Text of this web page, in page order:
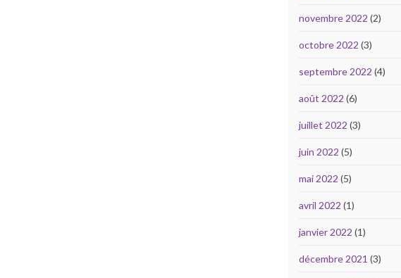
novembre 2022 (2)
octobre 2022 (3)
septembre 2022 (4)
août 2022 (6)
juillet 2022 (3)
juin 2022 (5)
mai 2022 (5)
avril 2022 (1)
janvier 2022 (1)
décembre 2021 (3)